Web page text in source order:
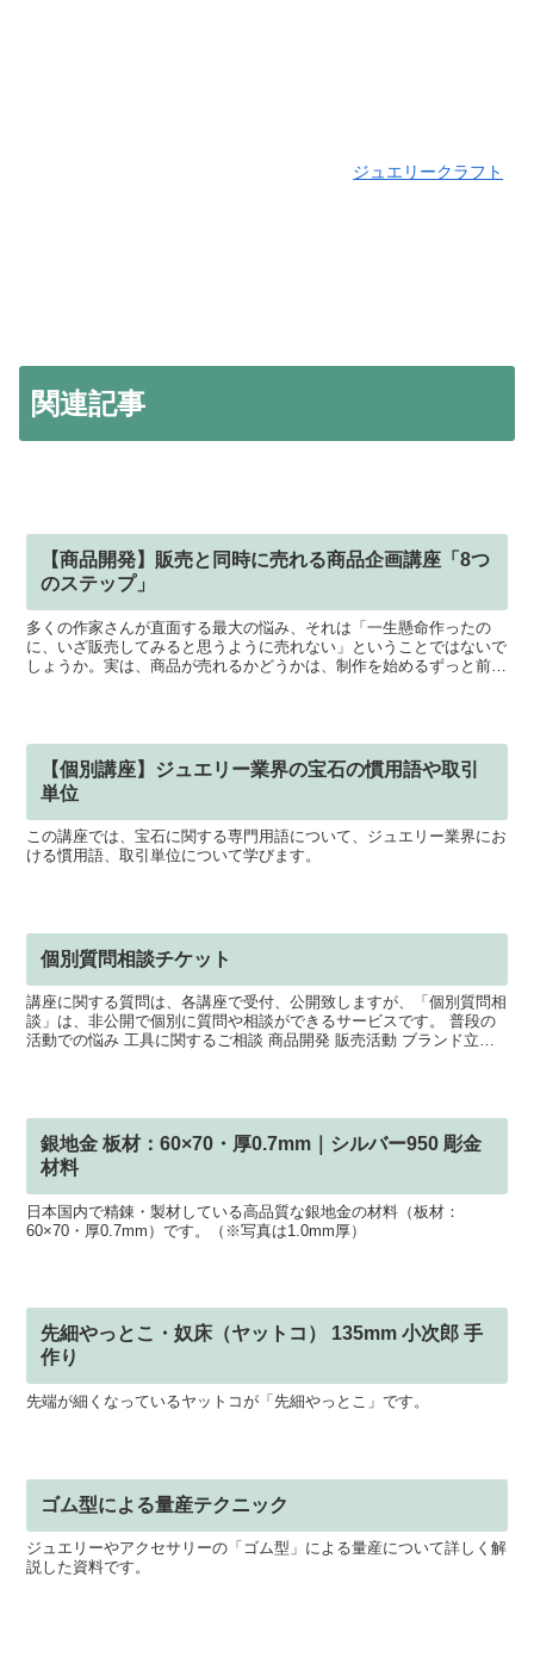
ジュエリークラフト
関連記事
【商品開発】販売と同時に売れる商品企画講座「8つ
のステップ」
多くの作家さんが直面する最大の悩み、それは「一生懸命作ったの
に、いざ販売してみると思うように売れない」ということではないで
しょうか。実は、商品が売れるかどうかは、制作を始めるずっと前、
【個別講座】ジュエリー業界の宝石の慣用語や取引
単位
この講座では、宝石に関する専門用語について、ジュエリー業界にお
ける慣用語、取引単位について学びます。
個別質問相談チケット
講座に関する質問は、各講座で受付、公開致しますが、「個別質問相
談」は、非公開で個別に質問や相談ができるサービスです。 普段の
活動での悩み 工具に関するご相談 商品開発 販売活動 ブランド立ち
銀地金 板材：60×70・厚0.7mm｜シルバー950 彫金
材料
日本国内で精錬・製材している高品質な銀地金の材料（板材：
60×70・厚0.7mm）です。（※写真は1.0mm厚）
先細やっとこ・奴床（ヤットコ） 135mm 小次郎 手
作り
先端が細くなっているヤットコが「先細やっとこ」です。
ゴム型による量産テクニック
ジュエリーやアクセサリーの「ゴム型」による量産について詳しく解
説した資料です。